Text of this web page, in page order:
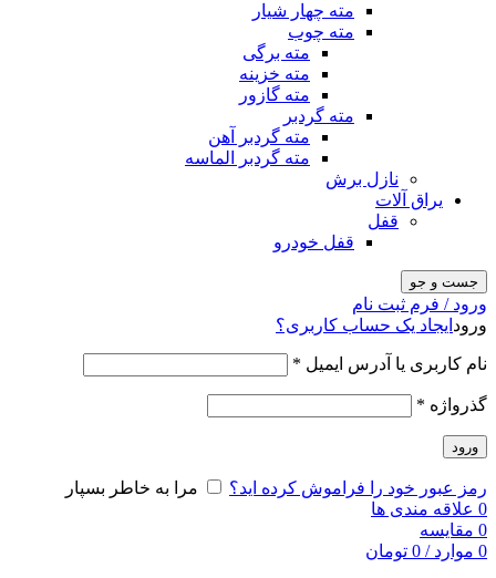
مته چهار شیار
مته چوب
مته برگی
مته خزینه
مته گازور
مته گردبر
مته گردبر آهن
مته گردبر الماسه
نازل برش
یراق آلات
قفل
قفل خودرو
جست و جو
ورود / فرم ثبت نام
ورود ایجاد یک حساب کاربری؟
نام کاربری یا آدرس ایمیل *
گذرواژه *
ورود
رمز عبور خود را فراموش کرده اید؟
مرا به خاطر بسپار
0 علاقه مندی ها
0 مقایسه
0 موارد /
0 تومان